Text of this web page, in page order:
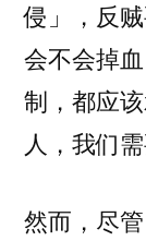
侵」，反
会不会掉
制，都应
人，我们
然而，尽